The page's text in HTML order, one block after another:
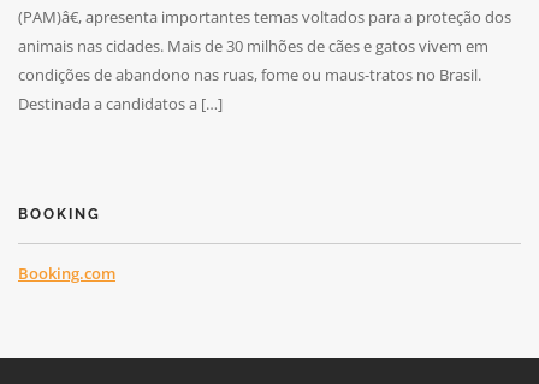
(PAM)â€, apresenta importantes temas voltados para a proteção dos
animais nas cidades. Mais de 30 milhões de cães e gatos vivem em
condições de abandono nas ruas, fome ou maus-tratos no Brasil.
Destinada a candidatos a […]
BOOKING
Booking.com